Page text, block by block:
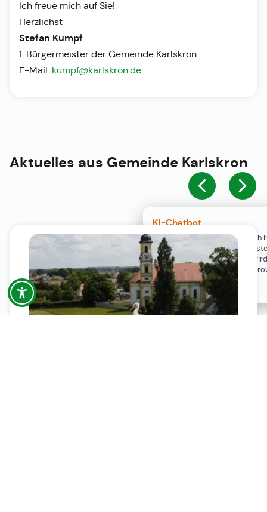
KI-Chatbot
Der KI-Chatbot steht erst nach
Einwilligung in den Cookie-
Verfügung. Der Chat-Verlauf
ausschließlich lokal in Ihrem
gespeichert.
Ich freue mich auf Sie!
Herzlichst
Stefan Kumpf
1. Bürgermeister der Gemeinde Karlskron
E-Mail: kumpf@karlskron.de
Aktuelles aus Gemeinde Karlskron